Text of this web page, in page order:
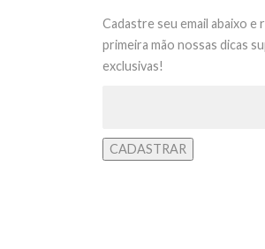
Cadastre seu email abaixo e
primeira mão nossas dicas
exclusivas!